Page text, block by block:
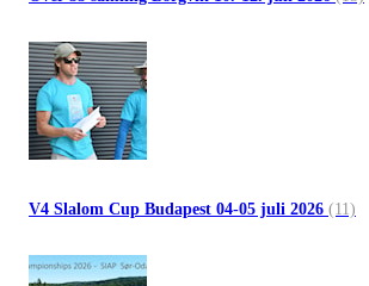
V4 Slalom Cup Budapest 04-05 juli 2026 (11)